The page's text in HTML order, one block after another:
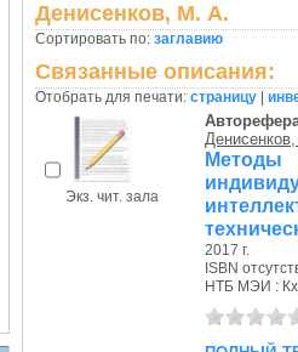
Денисенков, М. А.
Сортировать по: заглавию
Связанные описания:
Отобрать для печати: страницу
Экз. чит. зала
2017 г.
ISBN
НТБ МЭИ : Кх